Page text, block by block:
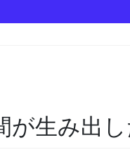
が生み出